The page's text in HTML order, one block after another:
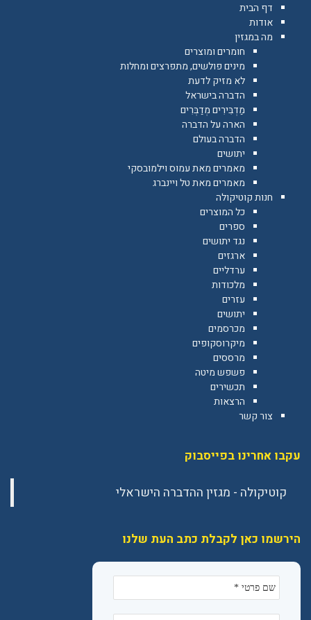
דף הבית
אודות
מה במגזין
חומרים ומוצרים
מינים פולשים, מתפרצים ומחלות
לא מזיק לדעת
הדברה בישראל
מַדְבִּירִים מְדַבְּרִים
הארה על הדברה
הדברה בעולם
יתושים
מאמרים מאת עמוס וילמובסקי
מאמרים מאת טל ויינברג
חנות קוטיקולה
כל המוצרים
ספרים
נגד יתושים
ארגזים
ערדליים
מלכודות
עזרים
יתושים
מכרסמים
מיקרוסקופים
מרססים
פשפש מיטה
תכשירים
הרצאות
צור קשר
עקבו אחרינו בפייסבוק
הירשמו כאן לקבלת כתב העת שלנו